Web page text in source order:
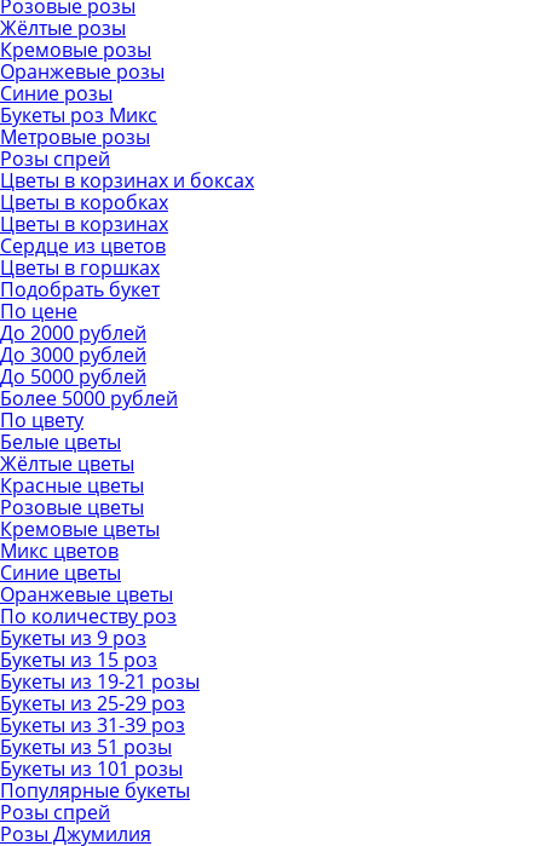
Розовые розы
Жёлтые розы
Кремовые розы
Оранжевые розы
Синие розы
Букеты роз Микс
Метровые розы
Розы спрей
Цветы в корзинах и боксах
Цветы в коробках
Цветы в корзинах
Сердце из цветов
Цветы в горшках
Подобрать букет
По цене
До 2000 рублей
До 3000 рублей
До 5000 рублей
Более 5000 рублей
По цвету
Белые цветы
Жёлтые цветы
Красные цветы
Розовые цветы
Кремовые цветы
Микс цветов
Синие цветы
Оранжевые цветы
По количеству роз
Букеты из 9 роз
Букеты из 15 роз
Букеты из 19-21 розы
Букеты из 25-29 роз
Букеты из 31-39 роз
Букеты из 51 розы
Букеты из 101 розы
Популярные букеты
Розы спрей
Розы Джумилия